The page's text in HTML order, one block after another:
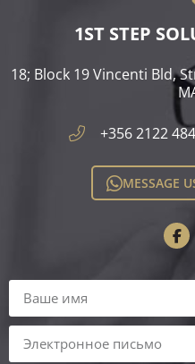
1ST STEP
18; Block 19 Vincenti Bld,
+356 2122
MESSAGE